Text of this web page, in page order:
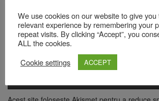
Verificare anti-robot
Click pentru a începe verificarea
We use cookies on our website to give you
relevant experience by remembering your
repeat visits. By clicking “Accept”, you
ALL the cookies.
Cookie settings
ACCEPT